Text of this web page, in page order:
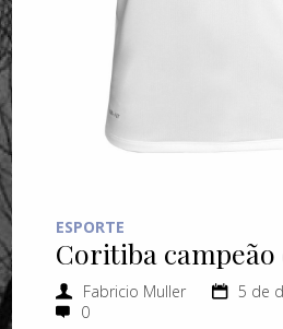
ESPORTE
Coritiba campeão
Fabricio Muller
5 de
0